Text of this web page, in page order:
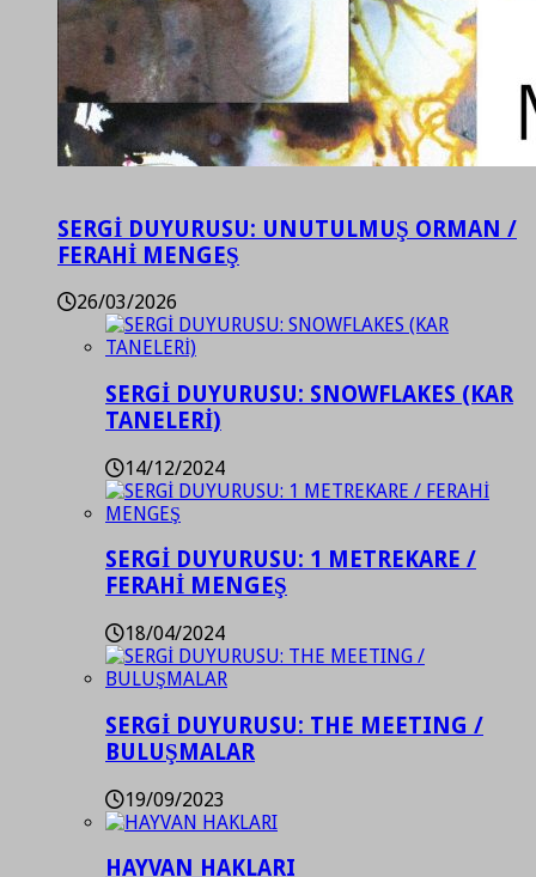
SERGİ DUYURUSU: UNUTULMUŞ ORMAN /
FERAHİ MENGEŞ
26/03/2026
SERGİ DUYURUSU: SNOWFLAKES (KAR
TANELERİ)
14/12/2024
SERGİ DUYURUSU: 1 METREKARE /
FERAHİ MENGEŞ
18/04/2024
SERGİ DUYURUSU: THE MEETING /
BULUŞMALAR
19/09/2023
HAYVAN HAKLARI